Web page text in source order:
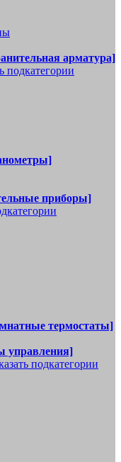
арматура]
подкатегории
приборы]
термостаты]
управления]
подкатегории